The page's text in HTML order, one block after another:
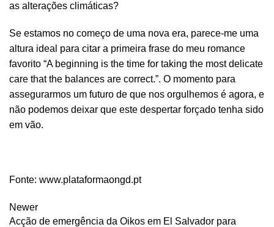
as alterações climáticas?
Se estamos no começo de uma nova era, parece-me uma
altura ideal para citar a primeira frase do meu romance
favorito “A beginning is the time for taking the most delicate
care that the balances are correct.”. O momento para
assegurarmos um futuro de que nos orgulhemos é agora, e
não podemos deixar que este despertar forçado tenha sido
em vão.
Fonte: www.plataformaongd.pt
Newer
Acção de emergência da Oikos em El Salvador para